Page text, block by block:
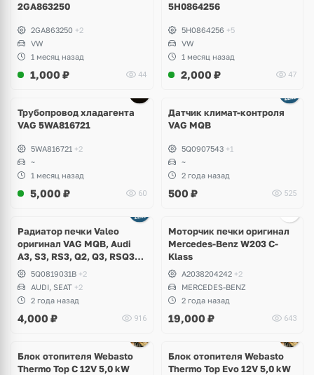
2GA863250
2GA863250 +2
VW
1 месяц назад
1,000 ₽ 44
5H0864256
5H0864256 +5
VW
1 месяц назад
2,000 ₽ 47
Трубопровод хладагента
VAG 5WA816721
5WA816721 +2
~
1 месяц назад
5,000 ₽ 60
Датчик климат-контроля
VAG MQB
5Q0907543 +1
~
2 года назад
500 ₽ 525
Радиатор печки Valeo
оригинал VAG MQB, Audi
A3, S3, RS3, Q2, Q3, RSQ3,
Volkswagen Arteon, Passat
B8, Tiguan, Taos, Golf 7, 8,
T-Roc, Caddy, Skoda
Kodiaq, Karoq, Octavia,
Superb, Seat Leon
5Q0819031B +2
AUDI, SEAT +2
2 года назад
4,000 ₽ 916
Моторчик печки оригинал
Mercedes-Benz W203 C-
Klass
A2038204242 +2
MERCEDES-BENZ
2 года назад
19,000 ₽ 643
Блок отопителя Webasto
Thermo Top C 12V 5,0 kW
Блок отопителя Webasto
Thermo Top Evo 12V 5,0 kW